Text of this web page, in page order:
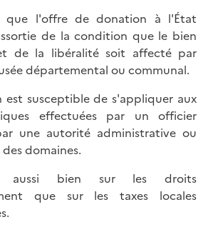
que l'offre de donation à l'État
de la condition que le bien
de la libéralité soit affecté par
départemental ou communal.
est susceptible de s'appliquer aux
effectuées par un officier
une autorité administrative ou
domaines.
aussi bien sur les droits
que sur les taxes locales